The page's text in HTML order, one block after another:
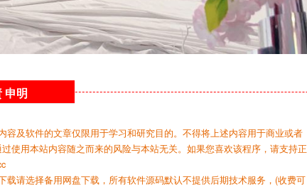
申明
及软件的文章仅限用于学习和研究目的。不得将上述内容用于商业或者
使用本站内容随之而来的风险与本站无关。如果您喜欢该程序，请支持正
请选择备用网盘下载，所有软件源码默认不提供后期技术服务，(收费可